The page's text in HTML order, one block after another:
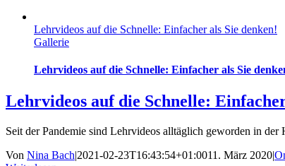
Lehrvideos auf die Schnelle: Einfacher als Sie denken!
Gallerie
Lehrvideos auf die Schnelle: Einfacher als Sie
Lehrvideos auf die Schnelle:
Seit der Pandemie sind Lehrvideos alltäglich geworden in
Von Nina Bach|2021-02-23T16:43:54+01:0011. März 2020|